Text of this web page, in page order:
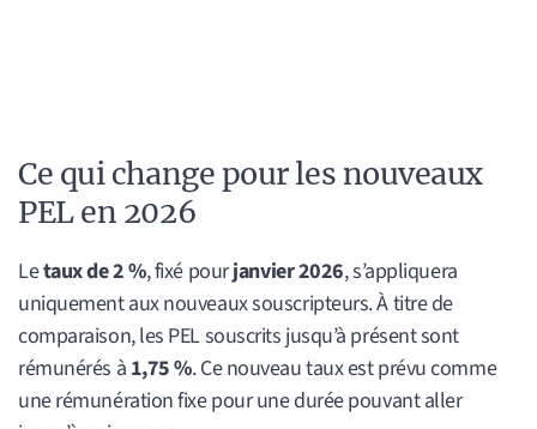
Ce qui change pour les nouveaux
PEL en 2026
Letaux de 2 %, fixé pourjanvier 2026, s’appliquera
uniquement aux nouveaux souscripteurs. À titre de
comparaison, les PEL souscrits jusqu’à présent sont
rémunérés à 1,75 %. Ce nouveau taux est prévu comme
une rémunération fixe pour une durée pouvant aller